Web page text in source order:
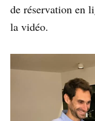
de réservation en
la vidéo.